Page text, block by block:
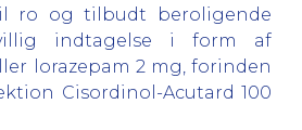
ro og tilbudt beroligende
indtagelse i form af
lorazepam 2 mg, forinden
Cisordinol-Acutard 100